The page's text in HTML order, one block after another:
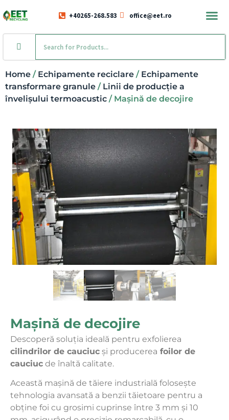
+40265-268.583 office@eet.ro
Home / Echipamente reciclare / Echipamente
transformare granule / Linii de producție a
învelișului termoacustic / Mașină de decojire
Mașină de decojire
Descoperă soluția ideală pentru exfolierea
cilindrilor de cauciuc și producerea foilor de
cauciuc de înaltă calitate.
Această mașină de tăiere industrială folosește
tehnologia avansată a benzii tăietoare pentru a
obține foi cu grosimi cuprinse între 3 mm și 10